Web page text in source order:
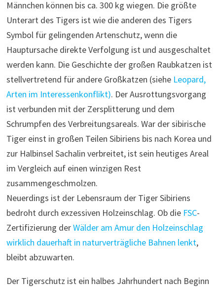
Männchen können bis ca. 300 kg wiegen. Die größte
Unterart des Tigers ist wie die anderen des Tigers
Symbol für gelingenden Artenschutz, wenn die
Hauptursache direkte Verfolgung ist und ausgeschaltet
werden kann. Die Geschichte der großen Raubkatzen ist
stellvertretend für andere Großkatzen (siehe Leopard,
Arten im Interessenkonflikt). Der Ausrottungsvorgang
ist verbunden mit der Zersplitterung und dem
Schrumpfen des Verbreitungsareals. War der sibirische
Tiger einst in großen Teilen Sibiriens bis nach Korea und
zur Halbinsel Sachalin verbreitet, ist sein heutiges Areal
im Vergleich auf einen winzigen Rest
zusammengeschmolzen.
Neuerdings ist der Lebensraum der Tiger Sibiriens
bedroht durch exzessiven Holzeinschlag. Ob die FSC-
Zertifizierung derWälder am Amur den Holzeinschlag
wirklich dauerhaft in naturverträgliche Bahnen lenkt,
bleibt abzuwarten.
Der Tigerschutz ist ein halbes Jahrhundert nach Beginn